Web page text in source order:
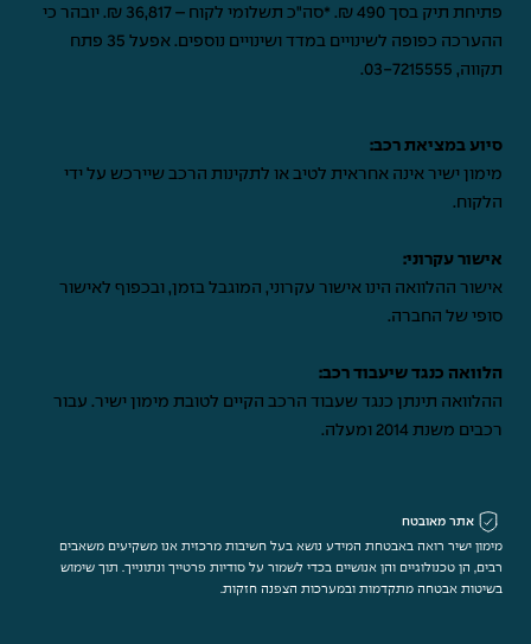
פתיחת תיק בסך 490 ₪. *סה"כ תשלומי לקוח – 36,817 ₪. יובהר כי
ההערכה כפופה לשינויים במדד ושינויים נוספים. אפעל 35 פתח
תקווה, 03-7215555
.
סיוע במציאת רכב:
מימון ישיר אינה אחראית לטיב או לתקינות הרכב שיירכש על ידי
הלקוח.
אישור עקרוני:
אישור ההלוואה הינו אישור עקרוני, המוגבל בזמן, ובכפוף לאישור
סופי של החברה.
הלוואה כנגד שיעבוד רכב:
ההלוואה תינתן כנגד שעבוד הרכב הקיים לטובת מימון ישיר. עבור
רכבים משנת 2014 ומעלה.
אתר מאובטח
מימון ישיר רואה באבטחת המידע נושא בעל חשיבות מרכזית אנו משקיעים משאבים
רבים, הן טכנולוגיים והן אנושיים בכדי לשמור על סודיות פרטייך ונתונייך. תוך שימוש
בשיטות אבטחה מתקדמות ובמערכות הצפנה חזקות.